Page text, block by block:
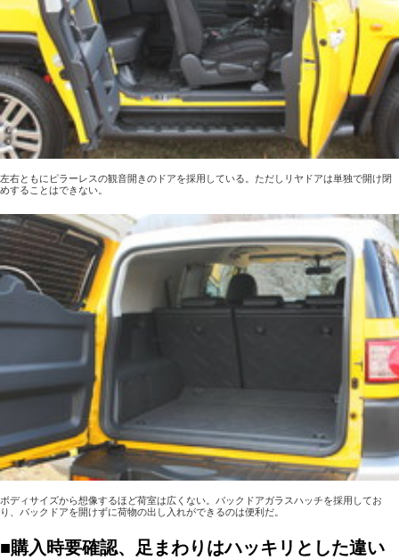
左右ともにピラーレスの観音開きのドアを採用している。ただしリヤドアは単独で開け閉
めすることはできない。
ボディサイズから想像するほど荷室は広くない。バックドアガラスハッチを採用してお
り、バックドアを開けずに荷物の出し入れができるのは便利だ。
■購入時要確認、足まわりはハッキリとした違い